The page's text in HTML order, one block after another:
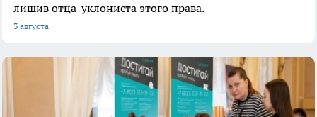
лишив отца-уклониста этого права.
3 августа